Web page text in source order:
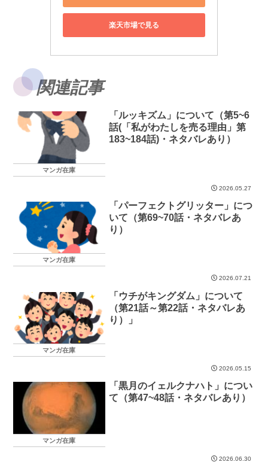
楽天市場で見る
関連記事
マンガ在庫
「ルッキズム」について（第5~6
話(「私がわたしを売る理由」第
183~184話)・ネタバレあり）
2026.05.27
マンガ在庫
「パーフェクトグリッター」につ
いて（第69~70話・ネタバレあ
り）
2026.07.21
マンガ在庫
「ウチがキングダム」について
（第21話～第22話・ネタバレあ
り）」
2026.05.15
マンガ在庫
「黒月のイェルクナハト」につい
て（第47~48話・ネタバレあり）
2026.06.30